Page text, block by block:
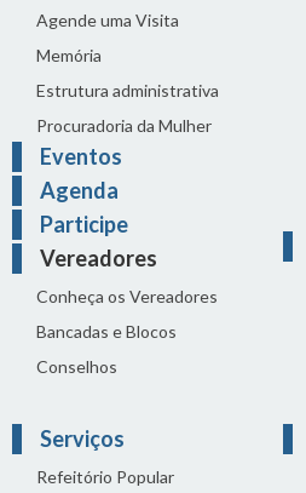
Agende uma Visita
Memória
Estrutura administrativa
Procuradoria da Mulher
Eventos
Agenda
Participe
Vereadores
Conheça os Vereadores
Bancadas e Blocos
Conselhos
Serviços
Refeitório Popular